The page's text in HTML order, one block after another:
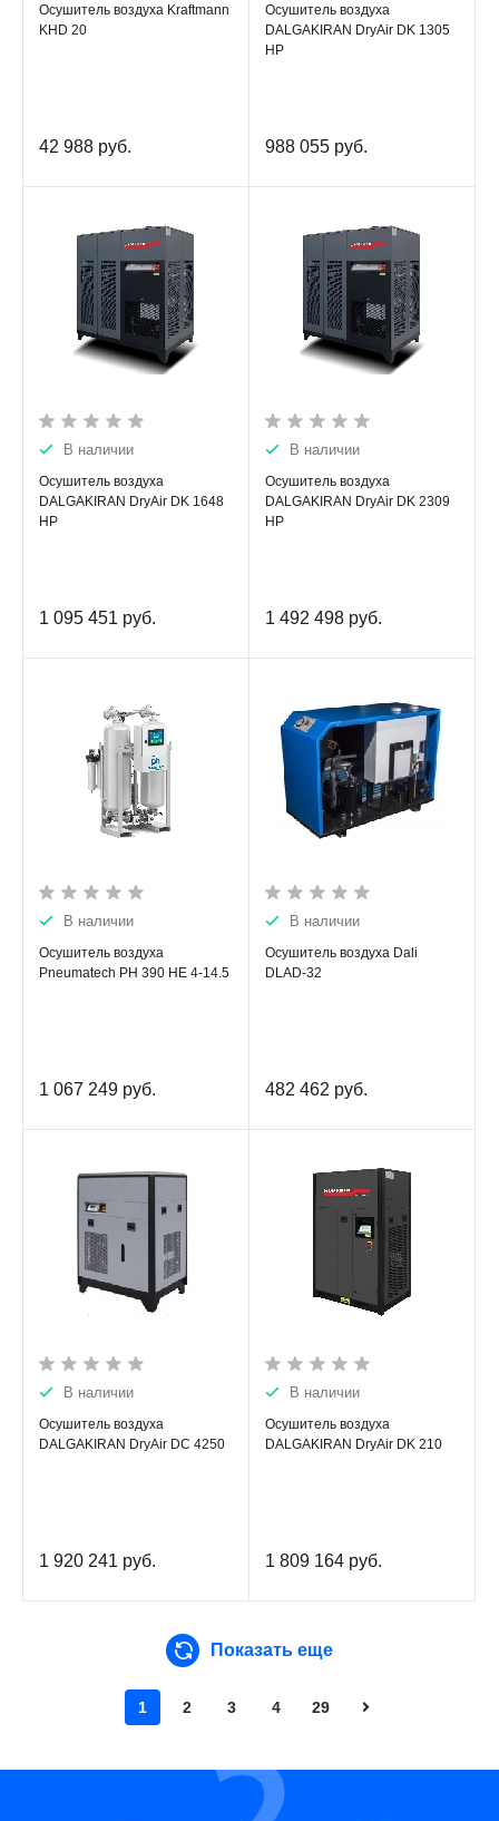
Осушитель воздуха Kraftmann
KHD 20
42 988 руб.
Осушитель воздуха
DALGAKIRAN DryAir DK 1305
HP
988 055 руб.
В наличии
Осушитель воздуха
DALGAKIRAN DryAir DK 1648
HP
1 095 451 руб.
В наличии
Осушитель воздуха
DALGAKIRAN DryAir DK 2309
HP
1 492 498 руб.
В наличии
Осушитель воздуха
Pneumatech PH 390 HE 4-14.5
1 067 249 руб.
В наличии
Осушитель воздуха Dali
DLAD-32
482 462 руб.
В наличии
Осушитель воздуха
DALGAKIRAN DryAir DC 4250
1 920 241 руб.
В наличии
Осушитель воздуха
DALGAKIRAN DryAir DK 210
1 809 164 руб.
Показать еще
1 2 3 4 29